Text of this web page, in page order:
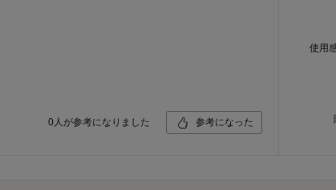
0 人が参考になりました 参考になった
使用